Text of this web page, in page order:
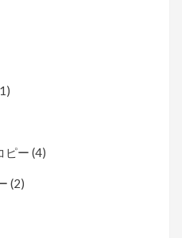
ピー (4)
(2)